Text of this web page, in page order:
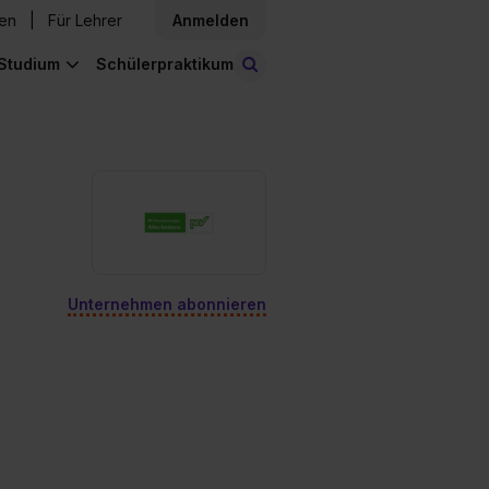
Für Lehrer Anmelden
Schülerpraktikum
Unternehmen abonnieren